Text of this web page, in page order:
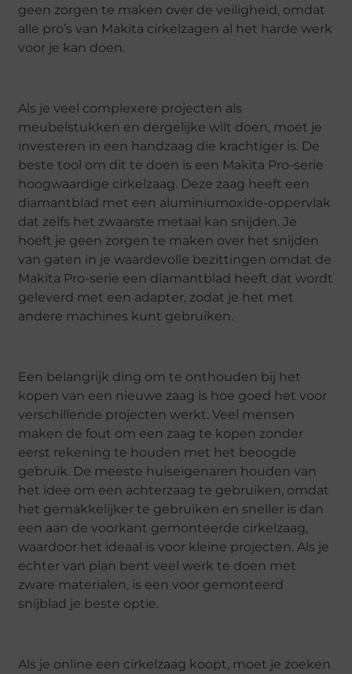
geen zorgen te maken over de veiligheid, omdat
alle pro’s van Makita cirkelzagen al het harde werk
voor je kan doen.
Als je veel complexere projecten als
meubelstukken en dergelijke wilt doen, moet je
investeren in een handzaag die krachtiger is. De
beste tool om dit te doen is een Makita Pro-serie
hoogwaardige cirkelzaag. Deze zaag heeft een
diamantblad met een aluminiumoxide-oppervlak
dat zelfs het zwaarste metaal kan snijden. Je
hoeft je geen zorgen te maken over het snijden
van gaten in je waardevolle bezittingen omdat de
Makita Pro-serie een diamantblad heeft dat wordt
geleverd met een adapter, zodat je het met
andere machines kunt gebruiken.
Een belangrijk ding om te onthouden bij het
kopen van een nieuwe zaag is hoe goed het voor
verschillende projecten werkt. Veel mensen
maken de fout om een zaag te kopen zonder
eerst rekening te houden met het beoogde
gebruik. De meeste huiseigenaren houden van
het idee om een achterzaag te gebruiken, omdat
het gemakkelijker te gebruiken en sneller is dan
een aan de voorkant gemonteerde cirkelzaag,
waardoor het ideaal is voor kleine projecten. Als je
echter van plan bent veel werk te doen met
zware materialen, is een voor gemonteerd
snijblad je beste optie.
Als je online een cirkelzaag koopt, moet je zoeken